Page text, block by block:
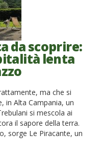
da scoprire:
lenta
ma che si
in Alta Campania, un
si mescola ai
il sapore della terra.
sorge Le Piracante, un